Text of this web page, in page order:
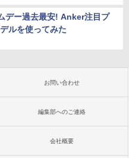
デー過去最安! Anker注目プ
ルを使ってみた
お問い合わせ
編集部へのご連絡
会社概要